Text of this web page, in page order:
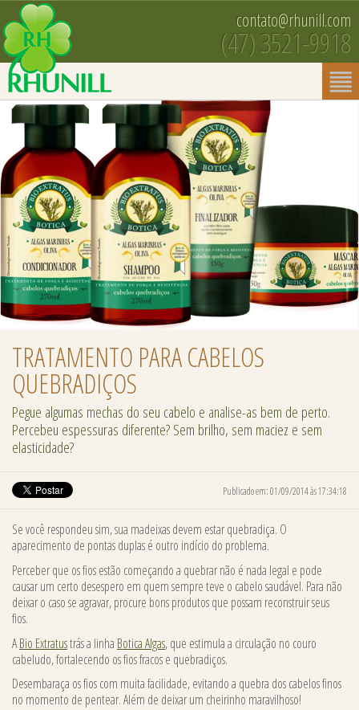
contato@rhunill.com
(47) 3521-9918
TRATAMENTO PARA CABELOS
QUEBRADIÇOS
Pegue algumas mechas do seu cabelo e analise-as bem de perto.
Percebeu espessuras diferente? Sem brilho, sem maciez e sem
elasticidade?
Publicado em: 01/09/2014 às 17:34:18
Se você respondeu sim, sua madeixas devem estar quebradiça. O
aparecimento de pontas duplas é outro indício do problema.
Perceber que os fios estão começando a quebrar não é nada legal e pode
causar um certo desespero em quem sempre teve o cabelo saudável. Para não
deixar o caso se agravar, procure bons produtos que possam reconstruir seus
fios.
ABio Extratustrás a linha Botica Algas, que estimula a circulação no couro
cabeludo, fortalecendo os fios fracos e quebradiços.
Desembaraça os fios com muita facilidade, evitando a quebra dos cabelos finos
no momento de pentear. Além de deixar um cheirinho maravilhoso!